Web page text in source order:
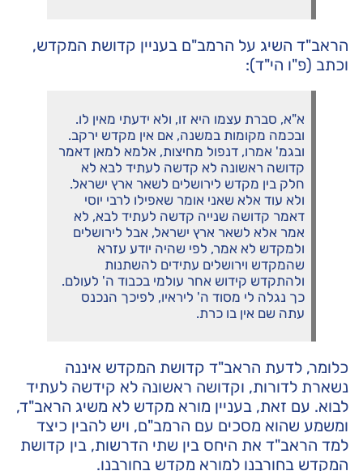
הראב"ד השיג על הרמב"ם בעניין קדושת המקדש,
וכתב (פ"ו הי"ד):
א"א, סברת עצמו היא זו, ולא ידעתי מאין לו.
ובכמה מקומות במשנה, אם אין מקדש ירקב.
ובגמ' אמרו, דנפול מחיצות, אלמא למאן דאמר
קדושה ראשונה לא קדשה לעתיד לבא לא
חלק בין מקדש לירושלים לשאר ארץ ישראל.
ולא עוד אלא שאני אומר שאפילו לרבי יוסי
דאמר קדושה שנייה קדשה לעתיד לבא, לא
אמר אלא לשאר ארץ ישראל, אבל לירושלים
ולמקדש לא אמר, לפי שהיה יודע עזרא
שהמקדש וירושלים עתידים להשתנות
ולהתקדש קידוש אחר עולמי בכבוד ה' לעולם.
כך נגלה לי מסוד ה' ליראיו, לפיכך הנכנס
עתה שם אין בו כרת.
כלומר, לדעת הראב"ד קדושת המקדש איננה
נשארת לדורות, וקדושה ראשונה לא קידשה לעתיד
לבוא. עם זאת, בעניין מורא מקדש לא משיג הראב"ד,
ומשמע שהוא מסכים עם הרמב"ם, ויש להבין כיצד
למד הראב"ד את היחס בין שתי הדרשות, בין קדושת
המקדש בחורבנו למורא מקדש בחורבנו.